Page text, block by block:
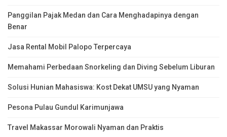
Panggilan Pajak Medan dan Cara Menghadapinya dengan
Benar
Jasa Rental Mobil Palopo Terpercaya
Memahami Perbedaan Snorkeling dan Diving Sebelum Liburan
Solusi Hunian Mahasiswa: Kost Dekat UMSU yang Nyaman
Pesona Pulau Gundul Karimunjawa
Travel Makassar Morowali Nyaman dan Praktis